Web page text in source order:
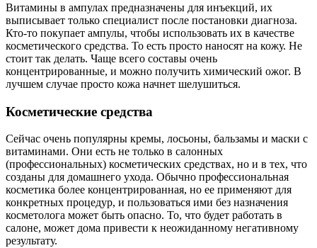
Витамины в ампулах предназначены для инъекций, их
выписывает только специалист после постановки диагноза.
Кто-то покупает ампулы, чтобы использовать их в качестве
косметического средства. То есть просто наносят на кожу. Не
стоит так делать. Чаще всего составы очень
концентрированные, и можно получить химический ожог. В
лучшем случае просто кожа начнет шелушиться.
Косметические средства
Сейчас очень популярны кремы, лосьоны, бальзамы и маски с
витаминами. Они есть не только в салонных
(профессиональных) косметических средствах, но и в тех, что
созданы для домашнего ухода. Обычно профессиональная
косметика более концентрированная, но ее применяют для
конкретных процедур, и пользоваться ими без назначения
косметолога может быть опасно. То, что будет работать в
салоне, может дома привести к неожиданному негативному
результату.